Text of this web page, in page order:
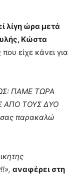
λίγη ώρα μετά
Κώστα
είχε κάνει για
ΠΑΜΕ ΤΩΡΑ
ΑΠΟ ΤΟΥΣ ΔΥΟ
σας παρακαλώ
αναφέρει στη